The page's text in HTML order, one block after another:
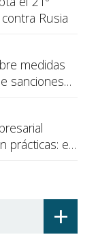
Rusia
medidas
sanciones
prácticas: el
+